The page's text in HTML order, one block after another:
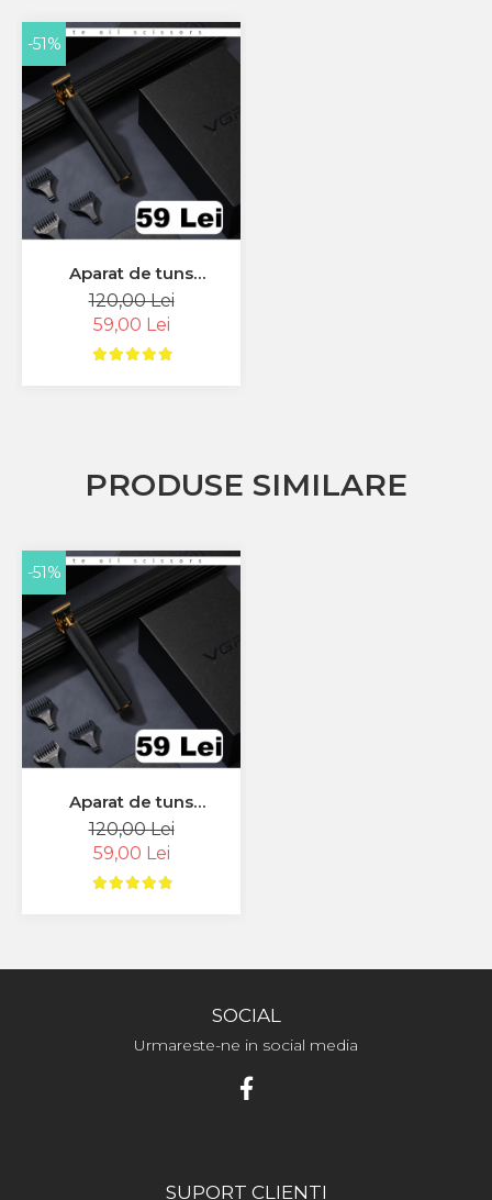
-51%
Aparat de tuns
profesional pentru
contur VGR V179 , fara
fir , incarcare USB ,
negru
120,00 Lei
59,00 Lei
PRODUSE SIMILARE
-51%
Aparat de tuns
profesional pentru
contur VGR V179 , fara
fir , incarcare USB ,
negru
120,00 Lei
59,00 Lei
SOCIAL
Urmareste-ne in social media
SUPORT CLIENTI